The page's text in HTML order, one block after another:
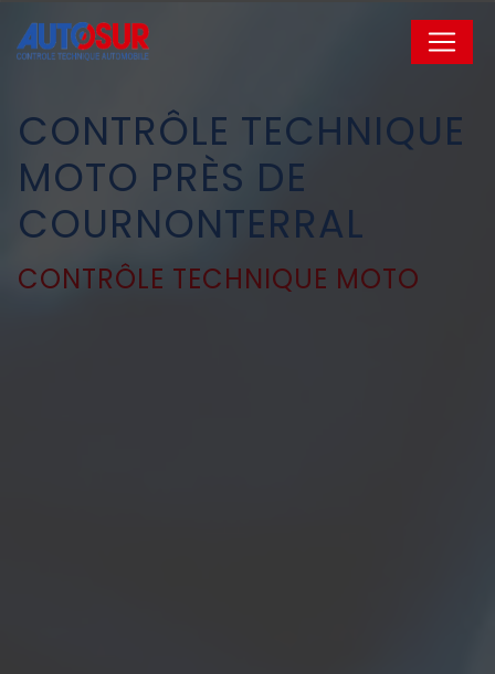
CONTRÔLE TECHNIQUE
MOTO PRÈS DE
COURNONTERRAL
CONTRÔLE TECHNIQUE MOTO